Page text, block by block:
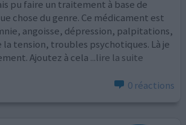
pu faire un traitement à base de
chose du genre. Ce médicament est
angoisse, dépression, palpitations,
tension, troubles psychotiques. Là je
Ajoutez à cela ...lire la suite
0 réactions